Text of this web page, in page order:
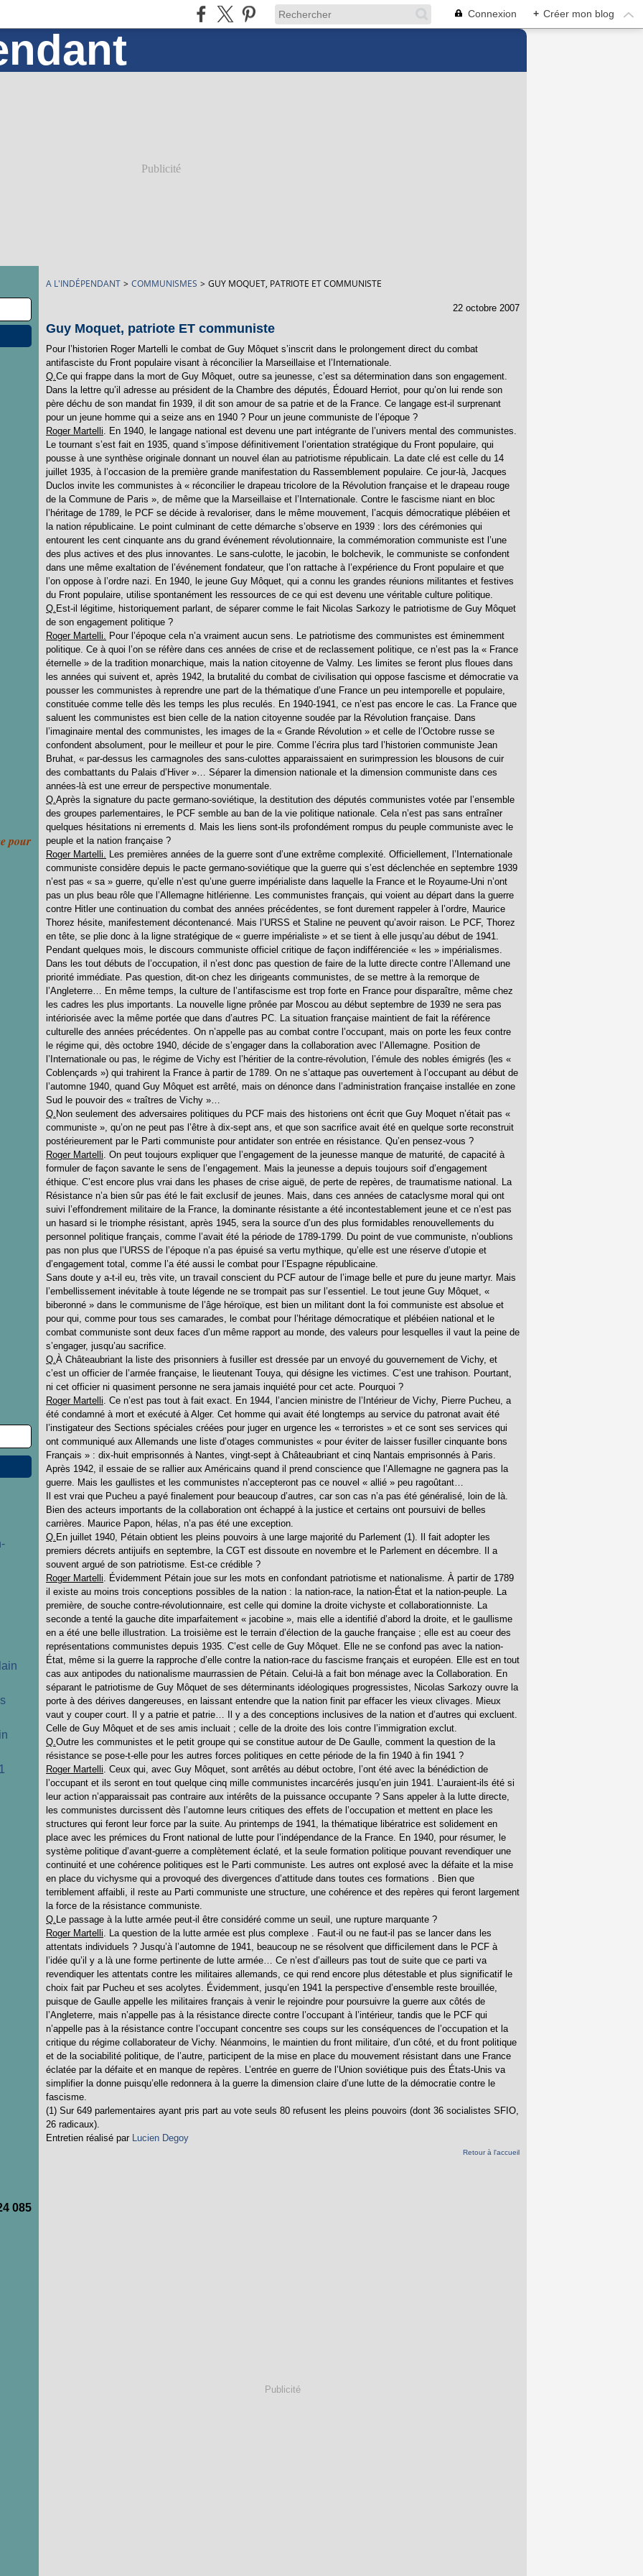
Connexion + Créer mon blog
Publicité
pour
085
A L'INDÉPENDANT > COMMUNISMES > GUY MOQUET, PATRIOTE ET COMMUNISTE
22 octobre 2007
Guy Moquet, patriote ET communiste
Pour l’historien Roger Martelli le combat de Guy Môquet s’inscrit dans le prolongement direct du combat
antifasciste du Front populaire visant à réconcilier la Marseillaise et l’Internationale.
Q.Ce qui frappe dans la mort de Guy Môquet, outre sa jeunesse, c’est sa détermination dans son engagement.
Dans la lettre qu’il adresse au président de la Chambre des députés, Édouard Herriot, pour qu’on lui rende son
père déchu de son mandat fin 1939, il dit son amour de sa patrie et de la France. Ce langage est-il surprenant
pour un jeune homme qui a seize ans en 1940 ? Pour un jeune communiste de l’époque ?
Roger Martelli. En 1940, le langage national est devenu une part intégrante de l’univers mental des communistes.
Le tournant s’est fait en 1935, quand s’impose définitivement l’orientation stratégique du Front populaire, qui
pousse à une synthèse originale donnant un nouvel élan au patriotisme républicain. La date clé est celle du 14
juillet 1935, à l’occasion de la première grande manifestation du Rassemblement populaire. Ce jour-là, Jacques
Duclos invite les communistes à « réconcilier le drapeau tricolore de la Révolution française et le drapeau rouge
de la Commune de Paris », de même que la Marseillaise et l’Internationale. Contre le fascisme niant en bloc
l’héritage de 1789, le PCF se décide à revaloriser, dans le même mouvement, l’acquis démocratique plébéien et
la nation républicaine. Le point culminant de cette démarche s’observe en 1939 : lors des cérémonies qui
entourent les cent cinquante ans du grand événement révolutionnaire, la commémoration communiste est l’une
des plus actives et des plus innovantes. Le sans-culotte, le jacobin, le bolchevik, le communiste se confondent
dans une même exaltation de l’événement fondateur, que l’on rattache à l’expérience du Front populaire et que
l’on oppose à l’ordre nazi. En 1940, le jeune Guy Môquet, qui a connu les grandes réunions militantes et festives
du Front populaire, utilise spontanément les ressources de ce qui est devenu une véritable culture politique.
Q. Est-il légitime, historiquement parlant, de séparer comme le fait Nicolas Sarkozy le patriotisme de Guy Môquet
de son engagement politique ?
Roger Martelli. Pour l’époque cela n’a vraiment aucun sens. Le patriotisme des communistes est éminemment
politique. Ce à quoi l’on se réfère dans ces années de crise et de reclassement politique, ce n’est pas la « France
éternelle » de la tradition monarchique, mais la nation citoyenne de Valmy. Les limites se feront plus floues dans
les années qui suivent et, après 1942, la brutalité du combat de civilisation qui oppose fascisme et démocratie va
pousser les communistes à reprendre une part de la thématique d’une France un peu intemporelle et populaire,
constituée comme telle dès les temps les plus reculés. En 1940-1941, ce n’est pas encore le cas. La France que
saluent les communistes est bien celle de la nation citoyenne soudée par la Révolution française. Dans
l’imaginaire mental des communistes, les images de la « Grande Révolution » et celle de l’Octobre russe se
confondent absolument, pour le meilleur et pour le pire. Comme l’écrira plus tard l’historien communiste Jean
Bruhat, « par-dessus les carmagnoles des sans-culottes apparaissaient en surimpression les blousons de cuir
des combattants du Palais d’Hiver »… Séparer la dimension nationale et la dimension communiste dans ces
années-là est une erreur de perspective monumentale.
Q.Après la signature du pacte germano-soviétique, la destitution des députés communistes votée par l’ensemble
des groupes parlementaires, le PCF semble au ban de la vie politique nationale. Cela n’est pas sans entraîner
quelques hésitations ni errements d. Mais les liens sont-ils profondément rompus du peuple communiste avec le
peuple et la nation française ?
Roger Martelli. Les premières années de la guerre sont d’une extrême complexité. Officiellement, l’Internationale
communiste considère depuis le pacte germano-soviétique que la guerre qui s’est déclenchée en septembre 1939
n’est pas « sa » guerre, qu’elle n’est qu’une guerre impérialiste dans laquelle la France et le Royaume-Uni n’ont
pas un plus beau rôle que l’Allemagne hitlérienne. Les communistes français, qui voient au départ dans la guerre
contre Hitler une continuation du combat des années précédentes, se font durement rappeler à l’ordre, Maurice
Thorez hésite, manifestement décontenancé. Mais l’URSS et Staline ne peuvent qu’avoir raison. Le PCF, Thorez
en tête, se plie donc à la ligne stratégique de « guerre impérialiste » et se tient à elle jusqu’au début de 1941.
Pendant quelques mois, le discours communiste officiel critique de façon indifférenciée « les » impérialismes.
Dans les tout débuts de l’occupation, il n’est donc pas question de faire de la lutte directe contre l’Allemand une
priorité immédiate. Pas question, dit-on chez les dirigeants communistes, de se mettre à la remorque de
l’Angleterre… En même temps, la culture de l’antifascisme est trop forte en France pour disparaître, même chez
les cadres les plus importants. La nouvelle ligne prônée par Moscou au début septembre de 1939 ne sera pas
intériorisée avec la même portée que dans d’autres PC. La situation française maintient de fait la référence
culturelle des années précédentes. On n’appelle pas au combat contre l’occupant, mais on porte les feux contre
le régime qui, dès octobre 1940, décide de s’engager dans la collaboration avec l’Allemagne. Position de
l’Internationale ou pas, le régime de Vichy est l’héritier de la contre-révolution, l’émule des nobles émigrés (les «
Coblençards ») qui trahirent la France à partir de 1789. On ne s’attaque pas ouvertement à l’occupant au début de
l’automne 1940, quand Guy Môquet est arrêté, mais on dénonce dans l’administration française installée en zone
Sud le pouvoir des « traîtres de Vichy »…
Q. Non seulement des adversaires politiques du PCF mais des historiens ont écrit que Guy Moquet n’était pas «
communiste », qu’on ne peut pas l’être à dix-sept ans, et que son sacrifice avait été en quelque sorte reconstruit
postérieurement par le Parti communiste pour antidater son entrée en résistance. Qu’en pensez-vous ?
Roger Martelli. On peut toujours expliquer que l’engagement de la jeunesse manque de maturité, de capacité à
formuler de façon savante le sens de l’engagement. Mais la jeunesse a depuis toujours soif d’engagement
éthique. C’est encore plus vrai dans les phases de crise aiguë, de perte de repères, de traumatisme national. La
Résistance n’a bien sûr pas été le fait exclusif de jeunes. Mais, dans ces années de cataclysme moral qui ont
suivi l’effondrement militaire de la France, la dominante résistante a été incontestablement jeune et ce n’est pas
un hasard si le triomphe résistant, après 1945, sera la source d’un des plus formidables renouvellements du
personnel politique français, comme l’avait été la période de 1789-1799. Du point de vue communiste, n’oublions
pas non plus que l’URSS de l’époque n’a pas épuisé sa vertu mythique, qu’elle est une réserve d’utopie et
d’engagement total, comme l’a été aussi le combat pour l’Espagne républicaine.
Sans doute y a-t-il eu, très vite, un travail conscient du PCF autour de l’image belle et pure du jeune martyr. Mais
l’embellissement inévitable à toute légende ne se trompait pas sur l’essentiel. Le tout jeune Guy Môquet, «
biberonné » dans le communisme de l’âge héroïque, est bien un militant dont la foi communiste est absolue et
pour qui, comme pour tous ses camarades, le combat pour l’héritage démocratique et plébéien national et le
combat communiste sont deux faces d’un même rapport au monde, des valeurs pour lesquelles il vaut la peine de
s’engager, jusqu’au sacrifice.
Q.À Châteaubriant la liste des prisonniers à fusiller est dressée par un envoyé du gouvernement de Vichy, et
c’est un officier de l’armée française, le lieutenant Touya, qui désigne les victimes. C’est une trahison. Pourtant,
ni cet officier ni quasiment personne ne sera jamais inquiété pour cet acte. Pourquoi ?
Roger Martelli. Ce n’est pas tout à fait exact. En 1944, l’ancien ministre de l’Intérieur de Vichy, Pierre Pucheu, a
été condamné à mort et exécuté à Alger. Cet homme qui avait été longtemps au service du patronat avait été
l’instigateur des Sections spéciales créées pour juger en urgence les « terroristes » et ce sont ses services qui
ont communiqué aux Allemands une liste d’otages communistes « pour éviter de laisser fusiller cinquante bons
Français » : dix-huit emprisonnés à Nantes, vingt-sept à Châteaubriant et cinq Nantais emprisonnés à Paris.
Après 1942, il essaie de se rallier aux Américains quand il prend conscience que l’Allemagne ne gagnera pas la
guerre. Mais les gaullistes et les communistes n’accepteront pas ce nouvel « allié » peu ragoûtant…
Il est vrai que Pucheu a payé finalement pour beaucoup d’autres, car son cas n’a pas été généralisé, loin de là.
Bien des acteurs importants de la collaboration ont échappé à la justice et certains ont poursuivi de belles
carrières. Maurice Papon, hélas, n’a pas été une exception.
Q. En juillet 1940, Pétain obtient les pleins pouvoirs à une large majorité du Parlement (1). Il fait adopter les
premiers décrets antijuifs en septembre, la CGT est dissoute en novembre et le Parlement en décembre. Il a
souvent argué de son patriotisme. Est-ce crédible ?
Roger Martelli. Évidemment Pétain joue sur les mots en confondant patriotisme et nationalisme. À partir de 1789
il existe au moins trois conceptions possibles de la nation : la nation-race, la nation-État et la nation-peuple. La
première, de souche contre-révolutionnaire, est celle qui domine la droite vichyste et collaborationniste. La
seconde a tenté la gauche dite imparfaitement « jacobine », mais elle a identifié d’abord la droite, et le gaullisme
en a été une belle illustration. La troisième est le terrain d’élection de la gauche française ; elle est au coeur des
représentations communistes depuis 1935. C’est celle de Guy Môquet. Elle ne se confond pas avec la nation-
État, même si la guerre la rapproche d’elle contre la nation-race du fascisme français et européen. Elle est en tout
cas aux antipodes du nationalisme maurrassien de Pétain. Celui-là a fait bon ménage avec la Collaboration. En
séparant le patriotisme de Guy Môquet de ses déterminants idéologiques progressistes, Nicolas Sarkozy ouvre la
porte à des dérives dangereuses, en laissant entendre que la nation finit par effacer les vieux clivages. Mieux
vaut y couper court. Il y a patrie et patrie… Il y a des conceptions inclusives de la nation et d’autres qui excluent.
Celle de Guy Môquet et de ses amis incluait ; celle de la droite des lois contre l’immigration exclut.
Q.Outre les communistes et le petit groupe qui se constitue autour de De Gaulle, comment la question de la
résistance se pose-t-elle pour les autres forces politiques en cette période de la fin 1940 à fin 1941 ?
Roger Martelli. Ceux qui, avec Guy Môquet, sont arrêtés au début octobre, l’ont été avec la bénédiction de
l’occupant et ils seront en tout quelque cinq mille communistes incarcérés jusqu’en juin 1941. L’auraient-ils été si
leur action n’apparaissait pas contraire aux intérêts de la puissance occupante ? Sans appeler à la lutte directe,
les communistes durcissent dès l’automne leurs critiques des effets de l’occupation et mettent en place les
structures qui feront leur force par la suite. Au printemps de 1941, la thématique libératrice est solidement en
place avec les prémices du Front national de lutte pour l’indépendance de la France. En 1940, pour résumer, le
système politique d’avant-guerre a complètement éclaté, et la seule formation politique pouvant revendiquer une
continuité et une cohérence politiques est le Parti communiste. Les autres ont explosé avec la défaite et la mise
en place du vichysme qui a provoqué des divergences d’attitude dans toutes ces formations . Bien que
terriblement affaibli, il reste au Parti communiste une structure, une cohérence et des repères qui feront largement
la force de la résistance communiste.
Q. Le passage à la lutte armée peut-il être considéré comme un seuil, une rupture marquante ?
Roger Martelli. La question de la lutte armée est plus complexe . Faut-il ou ne faut-il pas se lancer dans les
attentats individuels ? Jusqu’à l’automne de 1941, beaucoup ne se résolvent que difficilement dans le PCF à
l’idée qu’il y a là une forme pertinente de lutte armée… Ce n’est d’ailleurs pas tout de suite que ce parti va
revendiquer les attentats contre les militaires allemands, ce qui rend encore plus détestable et plus significatif le
choix fait par Pucheu et ses acolytes. Évidemment, jusqu’en 1941 la perspective d’ensemble reste brouillée,
puisque de Gaulle appelle les militaires français à venir le rejoindre pour poursuivre la guerre aux côtés de
l’Angleterre, mais n’appelle pas à la résistance directe contre l’occupant à l’intérieur, tandis que le PCF qui
n’appelle pas à la résistance contre l’occupant concentre ses coups sur les conséquences de l’occupation et la
critique du régime collaborateur de Vichy. Néanmoins, le maintien du front militaire, d’un côté, et du front politique
et de la sociabilité politique, de l’autre, participent de la mise en place du mouvement résistant dans une France
éclatée par la défaite et en manque de repères. L’entrée en guerre de l’Union soviétique puis des États-Unis va
simplifier la donne puisqu’elle redonnera à la guerre la dimension claire d’une lutte de la démocratie contre le
fascisme.
(1) Sur 649 parlementaires ayant pris part au vote seuls 80 refusent les pleins pouvoirs (dont 36 socialistes SFIO,
26 radicaux).
Entretien réalisé par Lucien Degoy
Retour à l'accueil
Publicité